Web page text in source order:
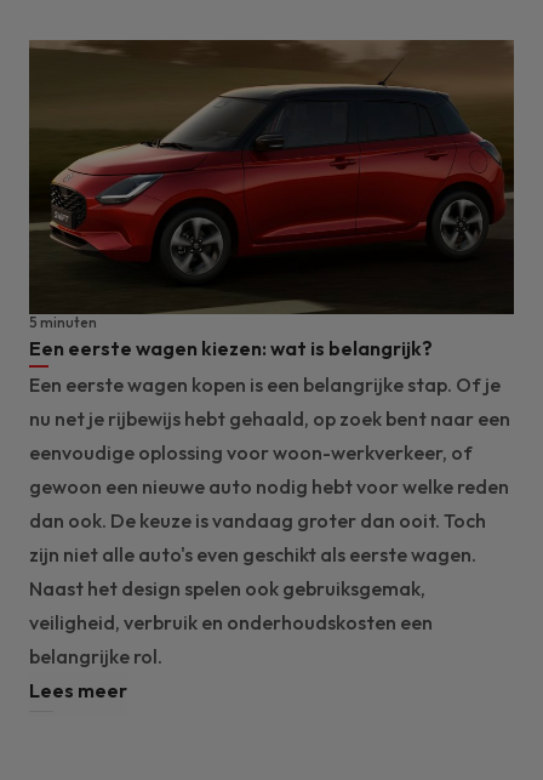
Een eerste wagen kiezen: wat is belangrijk?
5 minuten
Een eerste wagen kopen is een belangrijke stap. Of je
nu net je rijbewijs hebt gehaald, op zoek bent naar een
eenvoudige oplossing voor woon-werkverkeer, of
gewoon een nieuwe auto nodig hebt voor welke reden
dan ook. De keuze is vandaag groter dan ooit. Toch
zijn niet alle auto's even geschikt als eerste wagen.
Naast het design spelen ook gebruiksgemak,
veiligheid, verbruik en onderhoudskosten een
belangrijke rol.
Lees meer